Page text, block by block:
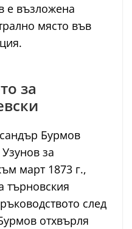
е възложена
място във
за
Бурмов
за
март 1873 г.,
търновския
след
отхвърля